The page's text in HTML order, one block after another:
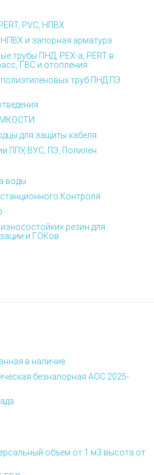
PVC, НПВХ
НПВХ и запорная арматура
трубы ПНД, PEX-а, PERT в
ГВС и отопления
труб ПНД ПЭ
для защиты кабеля
ППУ, ВУС, ПЭ, Полилен
воды
Контроля
резин для
и ГОКов
в наличие
безнапорная АОС 2025-
объем от 1 м3 высота от